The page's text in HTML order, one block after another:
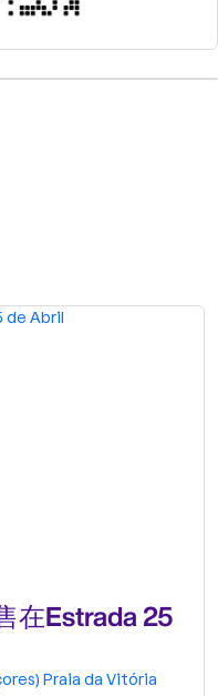
在Estrada 25
Praia da Vitória